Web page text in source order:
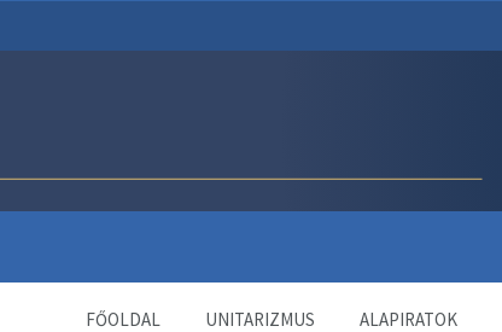
FŐOLDAL UNITARIZMUS ALAPIRATOK